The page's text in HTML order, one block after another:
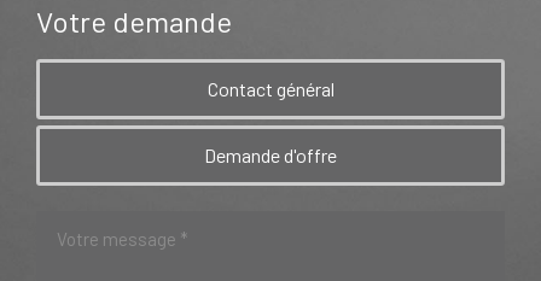
Votre demande
Contact général
Demande d'offre